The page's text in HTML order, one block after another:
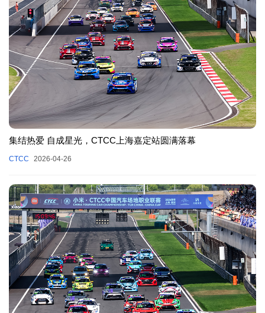
集结热爱 自成星光，CTCC上海嘉定站圆满落幕
CTCC 2026-04-26